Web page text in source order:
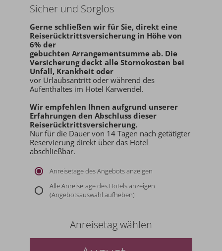
Sicher und Sorglos
Gerne schließen wir für Sie, direkt eine
Reiserücktrittsversicherung in Höhe von
6% der
gebuchten Arrangementsumme ab. Die
Versicherung deckt alle Stornokosten bei
Unfall, Krankheit oder
vor Urlaubsantritt oder während des
Aufenthaltes im Hotel Karwendel.
Wir empfehlen Ihnen aufgrund unserer
Erfahrungen den Abschluss dieser
Reiserücktrittsversicherung.
Nur für die Dauer von 14 Tagen nach getätigter
Reservierung direkt über das Hotel
abschließbar.
Anreisetage des Angebots anzeigen
Alle Anreisetage des Hotels anzeigen
(Angebotsauswahl aufheben)
Anreisetag wählen